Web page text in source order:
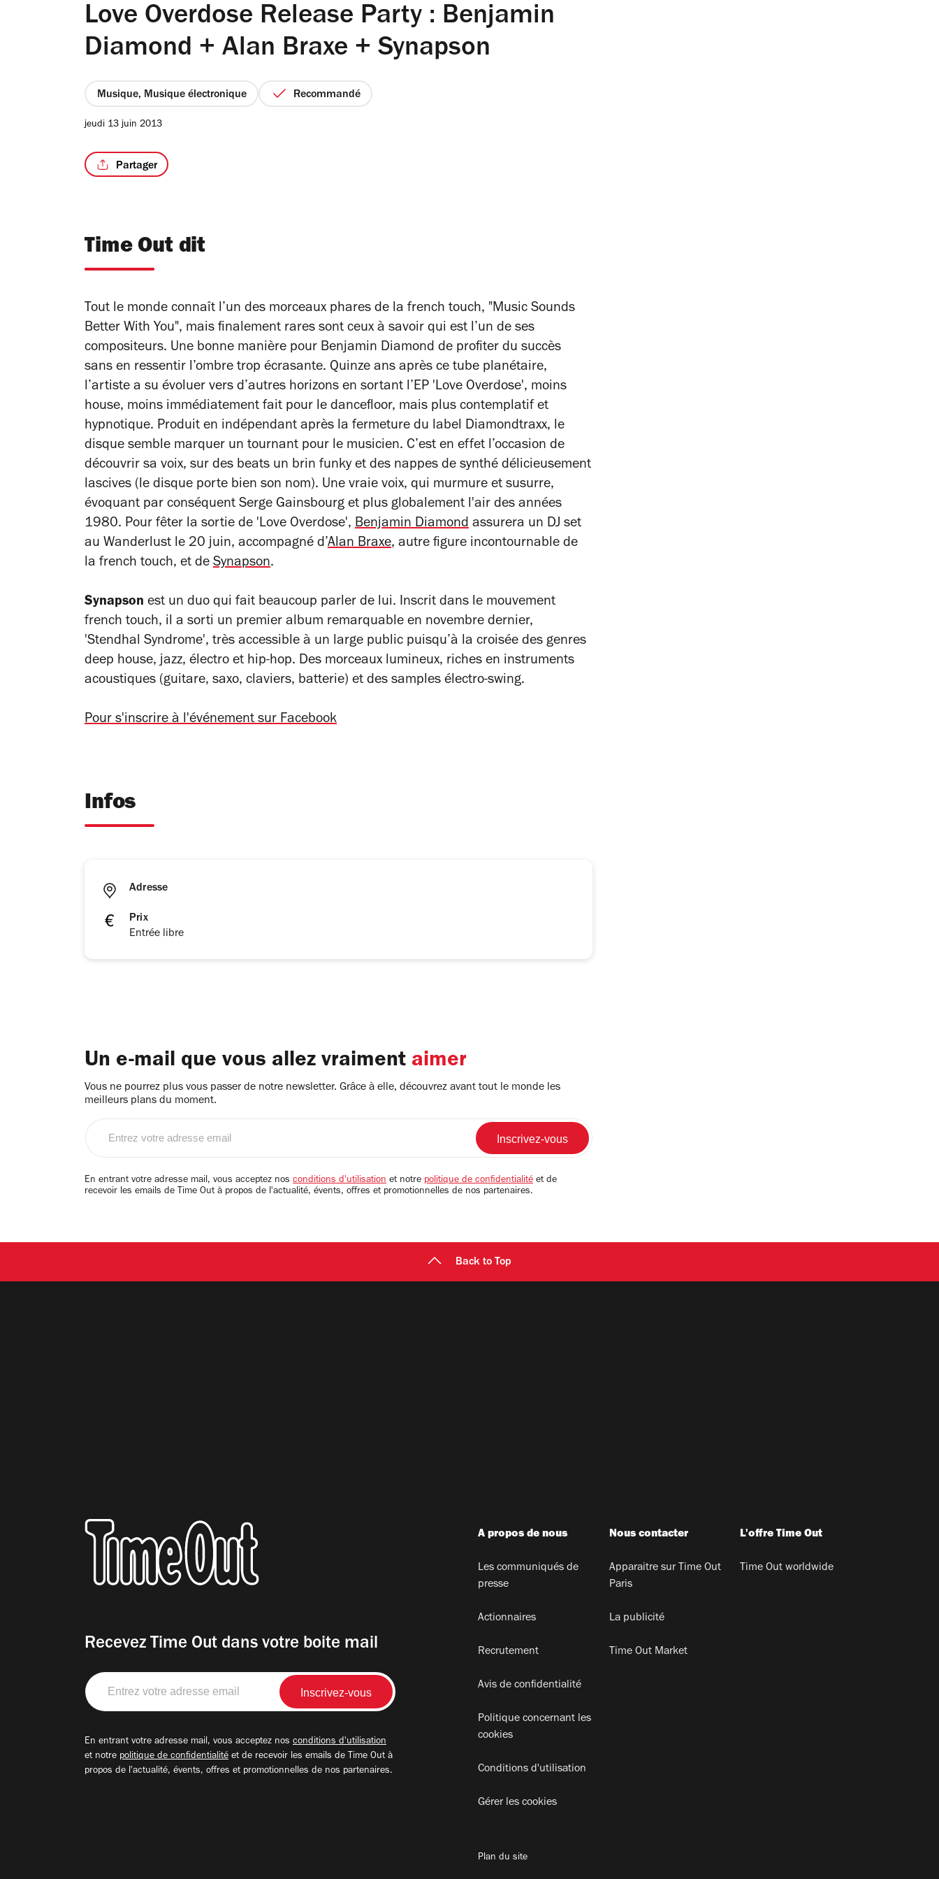
Love Overdose Release Party : Benjamin
Diamond + Alan Braxe + Synapson
Musique, Musique électronique Recommandé
jeudi 13 juin 2013
Partager
Time Out dit
Tout le monde connaît l’un des morceaux phares de la french touch, "Music Sounds
Better With You", mais finalement rares sont ceux à savoir qui est l’un de ses
compositeurs. Une bonne manière pour Benjamin Diamond de profiter du succès
sans en ressentir l’ombre trop écrasante. Quinze ans après ce tube planétaire,
l’artiste a su évoluer vers d’autres horizons en sortant l’EP 'Love Overdose', moins
house, moins immédiatement fait pour le dancefloor, mais plus contemplatif et
hypnotique. Produit en indépendant après la fermeture du label Diamondtraxx, le
disque semble marquer un tournant pour le musicien. C’est en effet l’occasion de
découvrir sa voix, sur des beats un brin funky et des nappes de synthé délicieusement
lascives (le disque porte bien son nom). Une vraie voix, qui murmure et susurre,
évoquant par conséquent Serge Gainsbourg et plus globalement l'air des années
1980. Pour fêter la sortie de 'Love Overdose', Benjamin Diamond assurera un DJ set
au Wanderlust le 20 juin, accompagné d’Alan Braxe, autre figure incontournable de
la french touch, et de Synapson.
Synapson est un duo qui fait beaucoup parler de lui. Inscrit dans le mouvement
french touch, il a sorti un premier album remarquable en novembre dernier,
'Stendhal Syndrome', très accessible à un large public puisqu’à la croisée des genres
deep house, jazz, électro et hip-hop. Des morceaux lumineux, riches en instruments
acoustiques (guitare, saxo, claviers, batterie) et des samples électro-swing.
Pour s'inscrire à l'événement sur Facebook
Infos
Adresse
Prix
Entrée libre
Un e-mail que vous allez vraiment aimer
Vous ne pourrez plus vous passer de notre newsletter. Grâce à elle, découvrez avant tout le monde les
meilleurs plans du moment.
email
En entrant votre adresse mail, vous acceptez nos conditions d'utilisation et notre politique de confidentialité et de
recevoir les emails de Time Out à propos de l'actualité, évents, offres et promotionnelles de nos partenaires.
Back to Top
Recevez Time Out dans votre boite mail
Entrez
votre
adresse
En entrant votre adresse mail, vous acceptez nos conditions d'utilisation
et notre politique de confidentialité et de recevoir les emails de Time Out à
propos de l'actualité, évents, offres et promotionnelles de nos partenaires.
A propos de nous
Les communiqués de
presse
Actionnaires
Recrutement
Avis de confidentialité
Politique concernant les
cookies
Conditions d'utilisation
Gérer les cookies
Nous contacter
Apparaitre sur Time Out
Paris
La publicité
Time Out Market
L'offre Time Out
Time Out worldwide
Plan du site